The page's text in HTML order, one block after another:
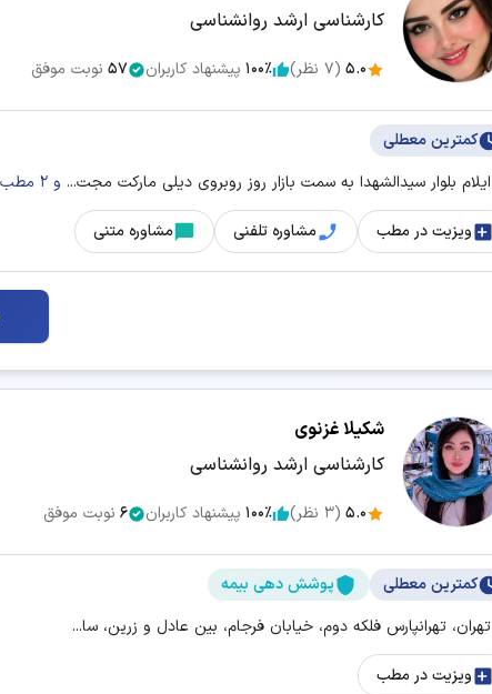
کارشناسی ارشد روانشناسی
5.0
(
7نظر) 100٪ پیشنهاد کاربران 57 نوبت موفق
کمترین معطلی
ایلام بلوار سیدالشهدا به سمت بازار روز روبروی دیلی مارکت مجت... و 2 مطب دیگر
ویزیت در مطب مشاوره تلفنی مشاوره متنی
شکیلا غزنوی
کارشناسی ارشد روانشناسی
5.0
(
3 نظر) 100٪ پیشنهاد کاربران 6 نوبت موفق
کمترین معطلی
پوشش دهی بیمه
تهران، تهرانپارس فلکه دوم، خیابان فرجام، بین عادل و زرین، سا...
ویزیت در مطب